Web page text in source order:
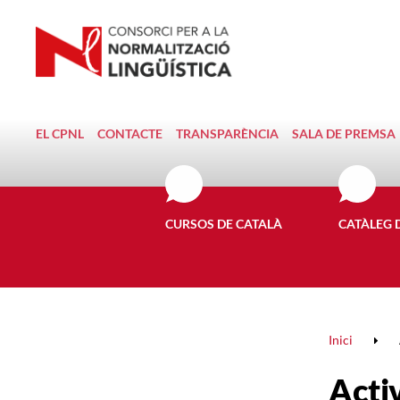
EL CPNL CONTACTE TRANSPARÈNCIA SALA DE PREMSA
CURSOS DE CATALÀ CATÀLEG
Inici